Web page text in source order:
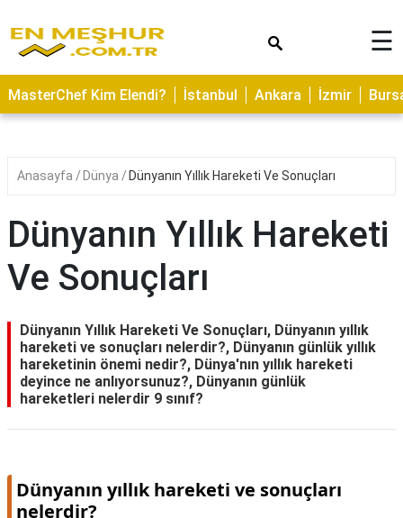
ASTROLOJİ
SAĞLIK
YERLER
BAKIMI
KAMP
ALANLARI
HAMİLELİK
☰
MasterChef Kim Elendi? İstanbul Ankara İzmir
Anasayfa Dünya Dünyanın Yıllık Hareketi Ve Sonuçları
Dünyanın Yıllık Hareketi
Ve Sonuçları
Dünyanın Yıllık Hareketi Ve Sonuçları, Dünyanın yıllık
hareketi ve sonuçları nelerdir?, Dünyanın günlük yıllık
hareketinin önemi nedir?, Dünya'nın yıllık hareketi
deyince ne anlıyorsunuz?, Dünyanın günlük
hareketleri nelerdir 9 sınıf?
Dünyanın yıllık hareketi ve sonuçları
nelerdir?